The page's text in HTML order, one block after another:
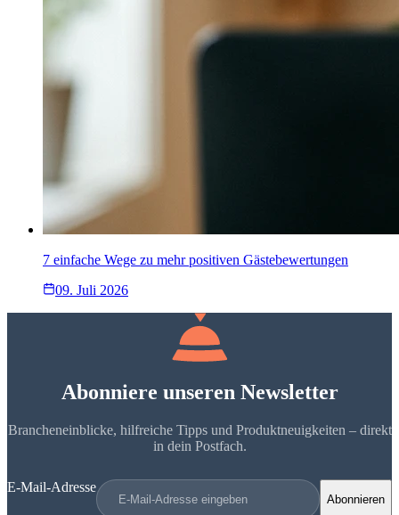
7 einfache Wege zu mehr positiven Gästebewertungen
09. Juli 2026
Abonniere unseren Newsletter
Brancheneinblicke, hilfreiche Tipps und Produktneuigkeiten – direkt
in dein Postfach.
E-Mail-Adresse
Abonnieren